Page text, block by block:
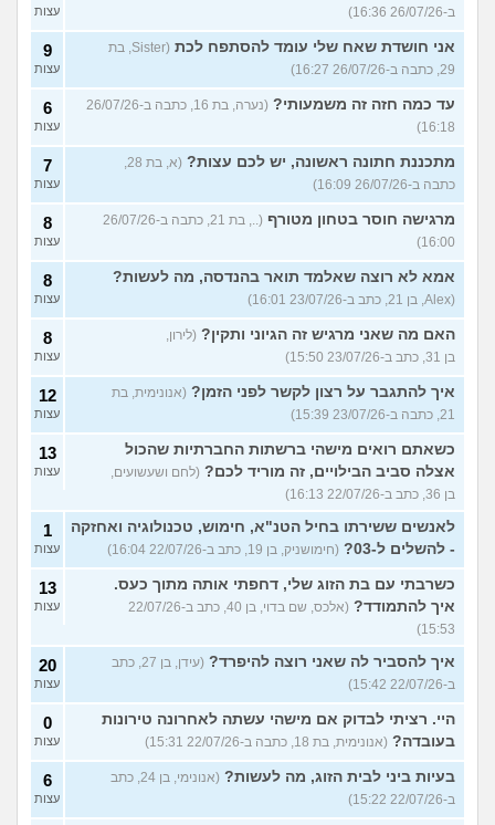
ב-26/07/26 16:36) עצות
אני חושדת שאח שלי עומד להסתפח לכת
(Sister, בת
29, כתבה ב-26/07/26 16:27)
9
עצות
עד כמה חזה זה משמעותי?
(נערה, בת 16, כתבה ב-26/07/26
16:18)
6
עצות
מתכננת חתונה ראשונה, יש לכם עצות?
(א, בת 28,
כתבה ב-26/07/26 16:09)
7
עצות
מרגישה חוסר בטחון מטורף
(.., בת 21, כתבה ב-26/07/26
16:00)
8
עצות
אמא לא רוצה שאלמד תואר בהנדסה, מה לעשות?
(Alex, בן 21, כתב ב-23/07/26 16:01)
8
עצות
האם מה שאני מרגיש זה הגיוני ותקין? (לירון,
בן 31, כתב ב-23/07/26 15:50)
8
עצות
איך להתגבר על רצון לקשר לפני הזמן? (אנונימית, בת
21, כתבה ב-23/07/26 15:39)
12
עצות
כשאתם רואים מישהי ברשתות החברתיות שהכול
אצלה סביב הבילויים, זה מוריד לכם? (לחם ושעשועים,
בן 36, כתב ב-22/07/26 16:13)
13
עצות
לאנשים ששירתו בחיל הטנ"א, חימוש, טכנולוגיה ואחזקה
- להשלים ל-03?
(חימושניק, בן 19, כתב ב-22/07/26 16:04)
1
עצות
כשרבתי עם בת הזוג שלי, דחפתי אותה מתוך כעס.
איך להתמודד?
(אלכס, שם בדוי, בן 40, כתב ב-22/07/26
15:53)
13
עצות
איך להסביר לה שאני רוצה להיפרד?
(עידן, בן 27, כתב
ב-22/07/26 15:42)
20
עצות
היי. רציתי לבדוק אם מישהי עשתה לאחרונה טירונות
בעובדה? (אנונימית, בת 18, כתבה ב-22/07/26 15:31)
0
עצות
בעיות ביני לבית הזוג, מה לעשות?
(אנונימי, בן 24, כתב
ב-22/07/26 15:22)
6
עצות